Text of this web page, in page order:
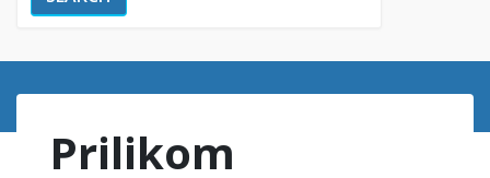
Prilikom